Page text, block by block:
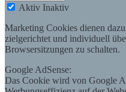
Aktiv Inaktiv
Marketing Cookies dienen
zielgerichtet und individuell
Browsersitzungen zu schalten.
Google AdSense:
Das Cookie wird von Google